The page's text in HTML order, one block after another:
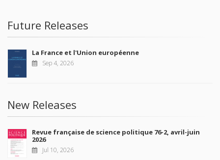
Future Releases
La France et l'Union européenne
Sep 4, 2026
New Releases
Revue française de science politique 76-2, avril-juin
2026
Jul 10, 2026